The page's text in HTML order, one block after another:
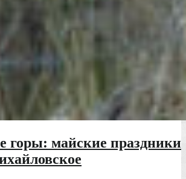
горы: майские праздники